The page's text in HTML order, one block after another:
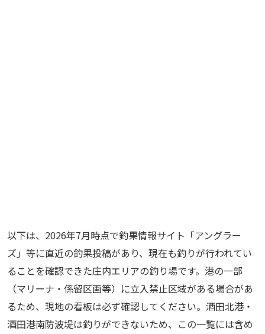
以下は、2026年7月時点で釣果情報サイト「アングラー
ズ」等に直近の釣果投稿があり、現在も釣りが行われてい
ることを確認できた庄内エリアの釣り場です。港の一部
（マリーナ・係留区画等）に立入禁止区域がある場合があ
るため、現地の看板は必ず確認してください。酒田北港・
酒田港南防波堤は釣りができないため、この一覧には含め